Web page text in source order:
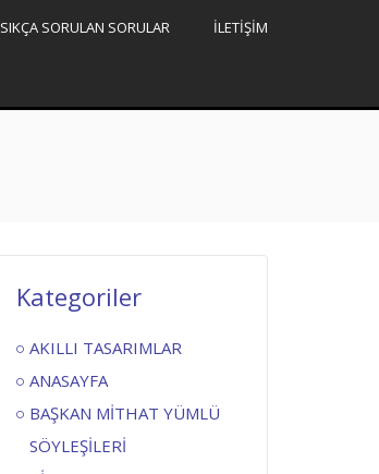
SIKÇA SORULAN SORULAR İLETİŞİM
Kategoriler
AKILLI TASARIMLAR
ANASAYFA
BAŞKAN MİTHAT YÜMLÜ
SÖYLEŞİLERİ